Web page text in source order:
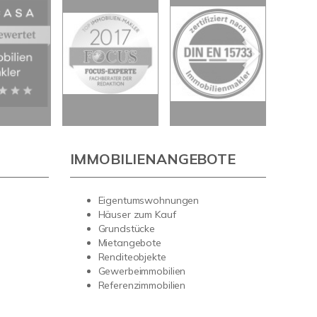
IMMOBILIENANGEBOTE
Eigentumswohnungen
Häuser zum Kauf
Grundstücke
Mietangebote
Renditeobjekte
Gewerbeimmobilien
Referenzimmobilien